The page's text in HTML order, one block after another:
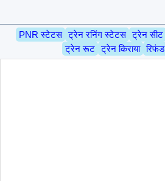
PNR स्टेटस ट्रेन रनिंग स्टेटस ट्रेन सीट
ट्रेन रूट ट्रेन किराया रिफंड